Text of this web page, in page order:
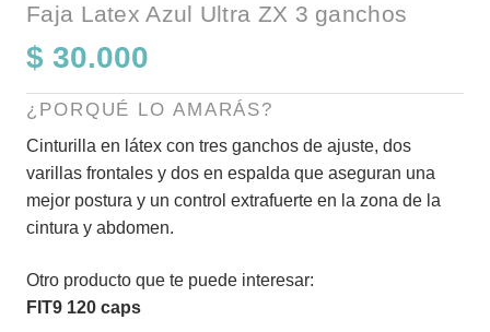
Faja Latex Azul Ultra ZX 3 ganchos
$ 30.000
¿PORQUÉ LO AMARÁS?
Cinturilla en látex con tres ganchos de ajuste, dos
varillas frontales y dos en espalda que aseguran una
mejor postura y un control extrafuerte en la zona de la
cintura y abdomen.
Otro producto que te puede interesar:
FIT9 120 caps